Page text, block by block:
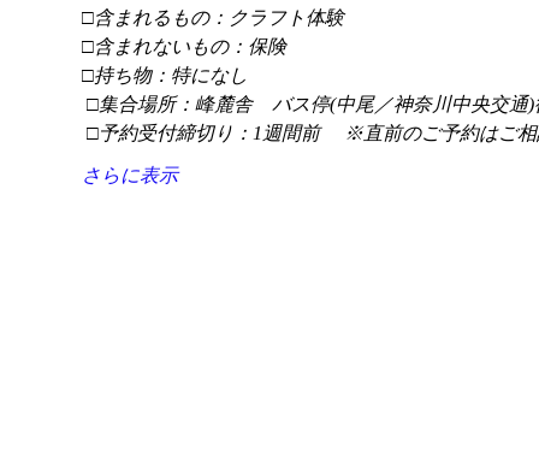
□含まれるもの：クラフト体験
□含まれないもの：保険
□持ち物：特になし
□集合場所：峰麓舎　バス停(中尾／神奈川中央交通)
□予約受付締切り：1週間前 　※直前のご予約はご
さらに表示